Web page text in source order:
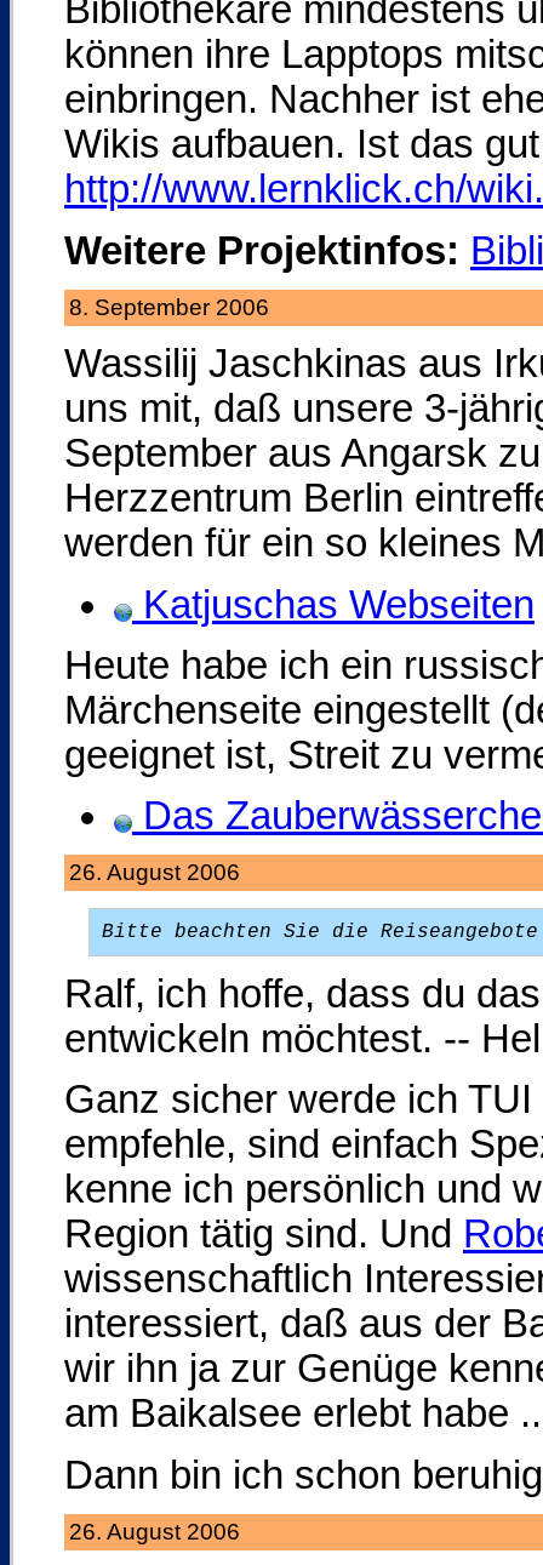
Bibliothekare mindestens
können ihre Lapptops
einbringen. Nachher ist
Wikis aufbauen. Ist das
http://www.lernklick.ch/
Weitere Projektinfos:
8. September 2006
Wassilij Jaschkinas aus
uns mit, daß unsere 3-
September aus Angarsk
Herzzentrum Berlin
werden für ein so kleines
Katjuschas Webseiten
Heute habe ich ein
Märchenseite eingestellt
geeignet ist, Streit zu
Das
26. August 2006
Bitte beachten Sie die
Ralf, ich hoffe, dass du
entwickeln möchtest. --
Ganz sicher werde ich
empfehle, sind einfach
kenne ich persönlich und
Region tätig sind. Und
wissenschaftlich
interessiert, daß aus der
wir ihn ja zur Genüge
am Baikalsee erlebt habe
Dann bin ich schon
26. August 2006